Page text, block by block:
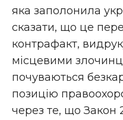
яка заполонила
сказати, що це
контрафакт,
місцевими
почуваються
позицію
через те, що Закон